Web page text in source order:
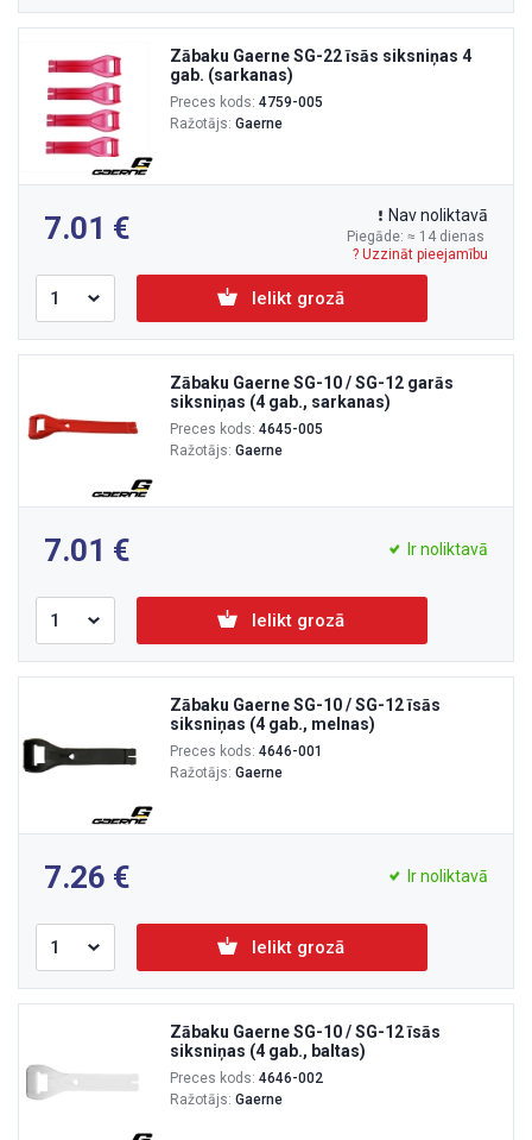
Zābaku Gaerne SG-22 īsās siksniņas 4
gab. (sarkanas)
Preces kods: 4759-005
Ražotājs: Gaerne
7.01 Piegāde: ≈ 14 dienas
Nav noliktavā
? Uzzināt pieejamību
Ielikt grozā
Zābaku Gaerne SG-10 / SG-12 garās
siksniņas (4 gab., sarkanas)
Preces kods: 4645-005
Ražotājs: Gaerne
7.01 Ir noliktavā
Ielikt grozā
Zābaku Gaerne SG-10 / SG-12 īsās
siksniņas (4 gab., melnas)
Preces kods: 4646-001
Ražotājs: Gaerne
7.26 Ir noliktavā
Ielikt grozā
Zābaku Gaerne SG-10 / SG-12 īsās
siksniņas (4 gab., baltas)
Preces kods: 4646-002
Ražotājs: Gaerne